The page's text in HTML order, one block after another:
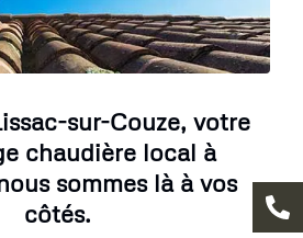
sur-Couze, votre
chaudière local à
sommes là à vos
côtés.